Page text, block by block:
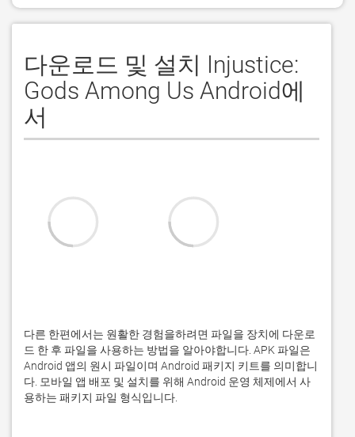
다운로드 및 설치 Injustice:
Gods Among Us Android에
서
다른 한편에서는 원활한 경험을하려면 파일을 장치에 다운로
드 한 후 파일을 사용하는 방법을 알아야합니다. APK 파일은
Android 앱의 원시 파일이며 Android 패키지 키트를 의미합니
다. 모바일 앱 배포 및 설치를 위해 Android 운영 체제에서 사
용하는 패키지 파일 형식입니다.